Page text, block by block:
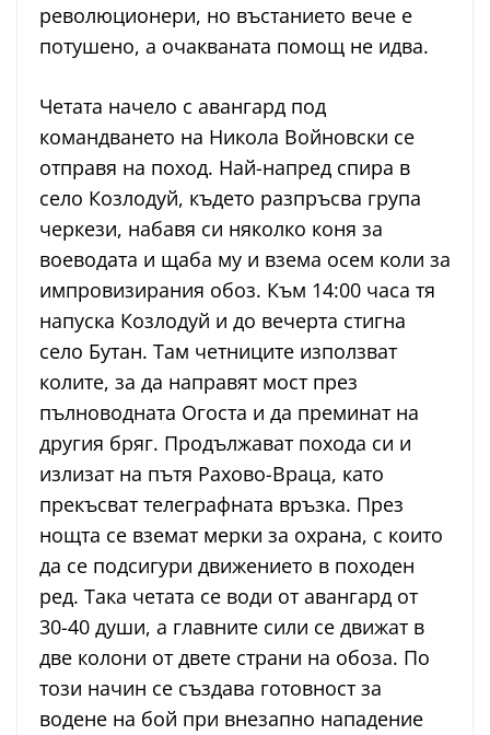
революционери, но въстанието вече е
потушено, а очакваната помощ не идва.
Четата начело с авангард под
командването на Никола Войновски се
отправя на поход. Най-напред спира в
село Козлодуй, където разпръсва група
черкези, набавя си няколко коня за
воеводата и щаба му и взема осем коли за
импровизирания обоз. Към 14:00 часа тя
напуска Козлодуй и до вечерта стигна
село Бутан. Там четниците използват
колите, за да направят мост през
пълноводната Огоста и да преминат на
другия бряг. Продължават похода си и
излизат на пътя Рахово-Враца, като
прекъсват телеграфната връзка. През
нощта се вземат мерки за охрана, с които
да се подсигури движението в походен
ред. Така четата се води от авангард от
30-40 души, а главните сили се движат в
две колони от двете страни на обоза. По
този начин се създава готовност за
водене на бой при внезапно нападение